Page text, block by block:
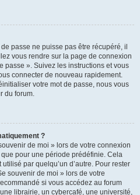
passe ne puisse pas être récupéré, il
vous rendre sur la page de connexion
passe ». Suivez les instructions et vous
connecter de nouveau rapidement.
votre mot de passe, nous vous
du forum.
?
de moi » lors de votre connexion
pour une période prédéfinie. Cela
par quelqu’un d’autre. Pour rester
souvenir de moi » lors de votre
si vous accédez au forum
librairie, un cybercafé, une université,